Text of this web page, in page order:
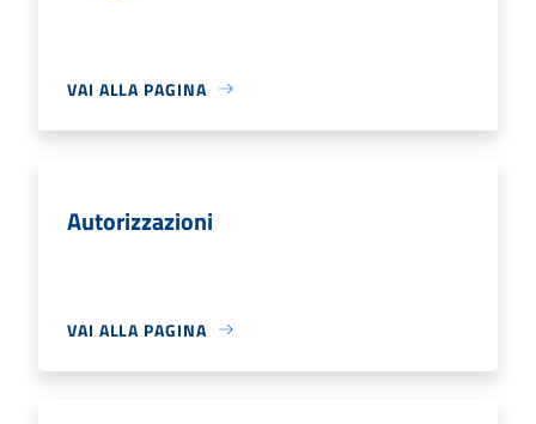
VAI ALLA PAGINA
Autorizzazioni
VAI ALLA PAGINA